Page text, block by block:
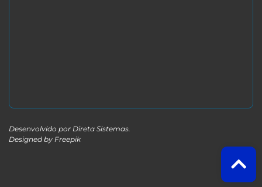
Desenvolvido por Direta Sistemas.
Designed by Freepik